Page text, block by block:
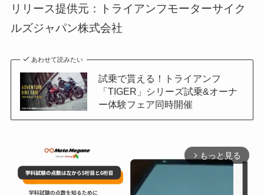
リリース提供元：トライアンフモーターサイク
ルズジャパン株式会社
あわせて読みたい
試乗で貰える！トライアンフ
「TIGER」シリーズ試乗&オーナ
ー体験フェア同時開催
arrow_forward_ios もっと見る